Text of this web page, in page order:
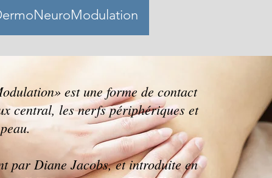
est une forme de contact
central, les nerfs périphériques et
par Diane Jacobs, et introduite en